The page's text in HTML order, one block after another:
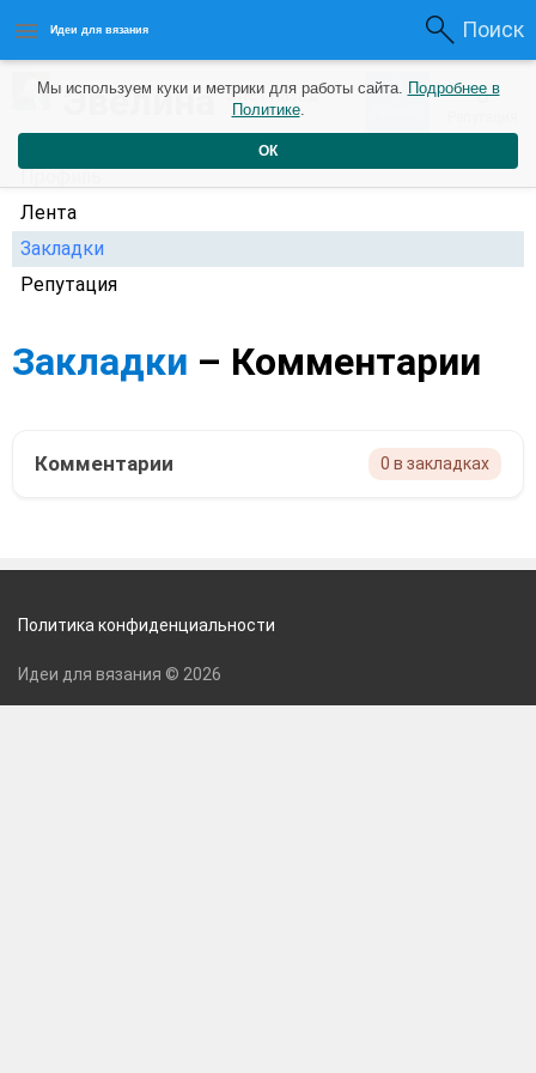
Идеи для вязания Поиск
Эвелина5 лет назад 0 0
Профиль
Лента
Закладки
Репутация
Закладки – Комментарии
Комментарии 0 в закладках
Мы используем куки и метрики для работы сайта. Подробнее в
Политике.
ОК
Политика конфиденциальности
Идеи для вязания © 2026